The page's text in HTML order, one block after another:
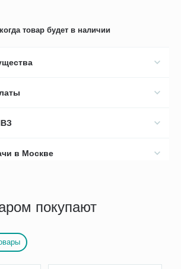
товар будет в наличии
в Москве
покупают